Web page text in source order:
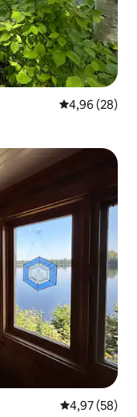
4,96 de uma
4,96 (28)
4,97 de uma
4,97 (58)